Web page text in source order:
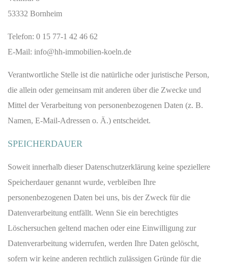
53332 Bornheim
Telefon: 0 15 77-1 42 46 62
E-Mail: info@hh-immobilien-koeln.de
Verantwortliche Stelle ist die natürliche oder juristische Person,
die allein oder gemeinsam mit anderen über die Zwecke und
Mittel der Verarbeitung von personenbezogenen Daten (z. B.
Namen, E-Mail-Adressen o. Ä.) entscheidet.
SPEICHERDAUER
Soweit innerhalb dieser Datenschutzerklärung keine speziellere
Speicherdauer genannt wurde, verbleiben Ihre
personenbezogenen Daten bei uns, bis der Zweck für die
Datenverarbeitung entfällt. Wenn Sie ein berechtigtes
Löschersuchen geltend machen oder eine Einwilligung zur
Datenverarbeitung widerrufen, werden Ihre Daten gelöscht,
sofern wir keine anderen rechtlich zulässigen Gründe für die